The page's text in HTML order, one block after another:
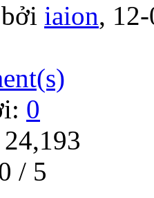
iaion,
0
/ 5